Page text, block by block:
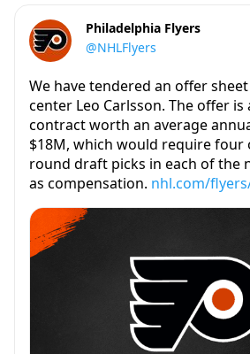
Philadelphia Flyers
@NHLFlyers
We have tendered an offer
center Leo Carlsson. The offer is
contract worth an average
$18M, which would require four
round draft picks in each of the
as compensation. nhl.com/